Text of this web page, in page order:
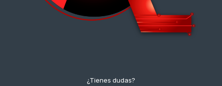
¿Tienes dudas?